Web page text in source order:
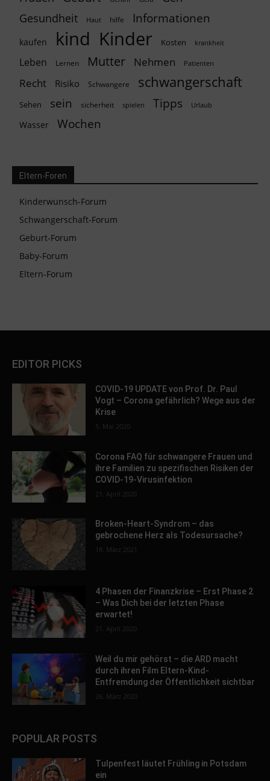
Gesundheit
Haut hilfe Informationen
kaufen kind Kinder Kosten krankheit
Leben Lernen Mutter Nehmen Patienten
Recht Risiko Schwangere schwangerschaft
Sehen sein sicherheit spielen Tipps Urlaub
Wasser Wochen
Eltern-Foren
Kinderwunsch-Forum
Schwangerschaft-Forum
Geburt-Forum
Baby-Forum
Eltern-Forum
EDITOR PICKS
COVID-19 UPDATE von Prof. Dr. Paul
Vogt – Corona gefährlich? Wege aus der
Krise
5. Mai 2020
Corona FAQ für schwangere Frauen und
ihre Familien zu spezifischen Risiken der
COVID-19-Virusinfektion
21. April 2020
Broken-Heart-Syndrom – das
gebrochene Herz als Todesursache?
18. März 2021
4 Phasen der Finanzkrise – Erst Phase 2
– Was Dich bei der letzten Phase
erwartet!
21. April 2020
Weil du mir gehörst – die ARD macht
durch ihren Film Eltern-Kind-
Entfremdung der Öffentlichkeit sichtbar
26. März 2020
POPULAR POSTS
Tulpenfest läutet Frühling in Potsdam
ein